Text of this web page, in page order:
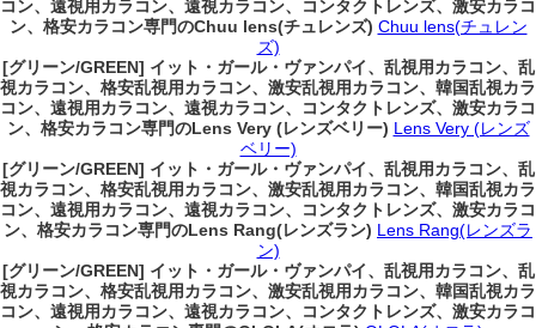
コン、遠視用カラコン、遠視カラコン、コンタクトレンズ、激安カラコ
ン、格安カラコン専門のChuu lens(チュレンズ) Chuu lens(チュレン
ズ)
[グリーン/GREEN] イット・ガール・ヴァンパイ、乱視用カラコン、乱
視カラコン、格安乱視用カラコン、激安乱視用カラコン、韓国乱視カラ
コン、遠視用カラコン、遠視カラコン、コンタクトレンズ、激安カラコ
ン、格安カラコン専門のLens Very (レンズベリー) Lens Very (レンズ
ベリー)
[グリーン/GREEN] イット・ガール・ヴァンパイ、乱視用カラコン、乱
視カラコン、格安乱視用カラコン、激安乱視用カラコン、韓国乱視カラ
コン、遠視用カラコン、遠視カラコン、コンタクトレンズ、激安カラコ
ン、格安カラコン専門のLens Rang(レンズラン) Lens Rang(レンズラ
ン)
[グリーン/GREEN] イット・ガール・ヴァンパイ、乱視用カラコン、乱
視カラコン、格安乱視用カラコン、激安乱視用カラコン、韓国乱視カラ
コン、遠視用カラコン、遠視カラコン、コンタクトレンズ、激安カラコ